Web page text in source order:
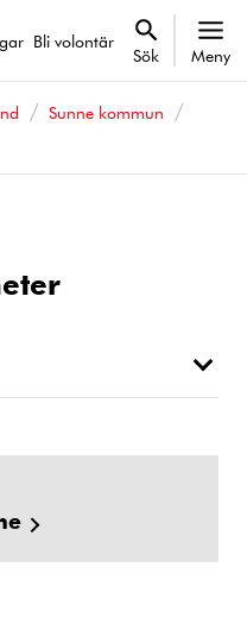
Bli volontär
Sök Meny
Sunne kommun